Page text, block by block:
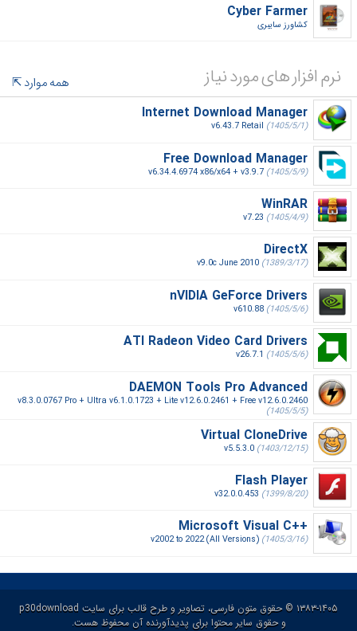
Cyber Farmer
کشاورز سایبری‎
نرم افزار های مورد نیاز
همه موارد
Internet Download Manager
v6.43.7 Retail (1405/5/1)
Free Download Manager
v6.34.4.6974 x86/x64 + v3.9.7 (1405/5/9)
WinRAR
v7.23 (1405/4/9)
DirectX
v9.0c June 2010 (1389/3/17)
nVIDIA GeForce Drivers
v610.88 (1405/5/6)
ATI Radeon Video Card Drivers
v26.7.1 (1405/5/6)
DAEMON Tools Pro Advanced
v8.3.0.0767 Pro + Ultra v6.1.0.1723 + Lite v12.6.0.2461 + Free v12.6.0.2460
(1405/5/5)
Virtual CloneDrive
v5.5.3.0 (1403/12/15)
Flash Player
v32.0.0.453 (1399/8/20)
Microsoft Visual C++‎
v2002 to 2022 (All Versions) (1405/3/16)
۱۳۸۳-۱۴۰۵ © حقوق متون فارسی، تصاویر و طرح قالب برای سایت p30download
و حقوق سایر محتوا برای پدیدآورنده آن محفوظ هست.